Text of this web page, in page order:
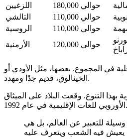
اللزغيين
حوالي 180,000
التالشي
حوالي 110,000
الروسية
حوالي 110,000
الأرمنية
حوالي 120,000
في المجموع. بعضها، مثل الأودي أو
الخينالوق، قديم جدًا ومهدد.
بهذا التنوع. وقعت البلاد على الميثاق
الأوروبي للغات الإقليمية في عام 1992.
للتعبير عن العالم، بل هي